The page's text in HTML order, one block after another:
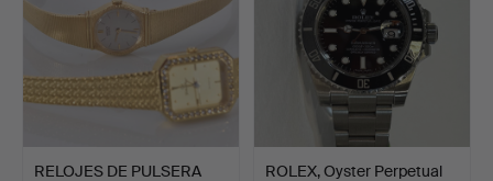
RELOJES DE PULSERA
ROLEX, Oyster Perpetual